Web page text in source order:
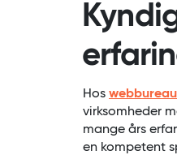
Hos
virksomheder
mange års
en kompetent